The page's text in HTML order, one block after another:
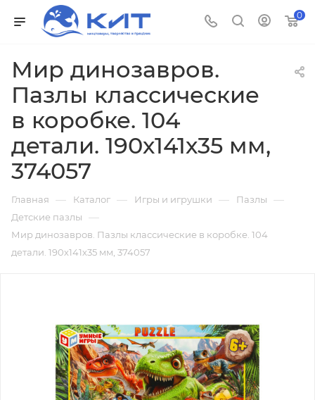
0
Мир динозавров.
Пазлы классические
в коробке. 104
детали. 190х141х35 мм,
374057
Главная — Каталог — Игры и игрушки — Пазлы —
Детские пазлы —
Мир динозавров. Пазлы классические в коробке. 104
детали. 190х141х35 мм, 374057